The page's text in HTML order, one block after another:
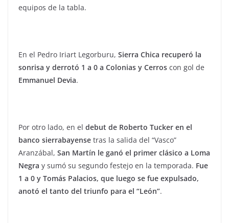
equipos de la tabla.
En el Pedro Iriart Legorburu, Sierra Chica recuperó la
sonrisa y derrotó 1 a 0 a Colonias y Cerros con gol de
Emmanuel Devia.
Por otro lado, en el debut de Roberto Tucker en el
banco sierrabayense tras la salida del “Vasco”
Aranzábal, San Martín le ganó el primer clásico a Loma
Negra y sumó su segundo festejo en la temporada. Fue
1 a 0 y Tomás Palacios, que luego se fue expulsado,
anotó el tanto del triunfo para el “León”.